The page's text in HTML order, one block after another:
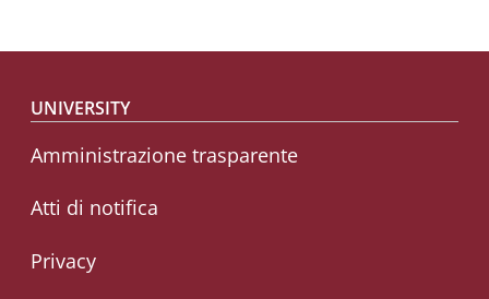
Footer menu
UNIVERSITY
Amministrazione trasparente
Atti di notifica
Privacy